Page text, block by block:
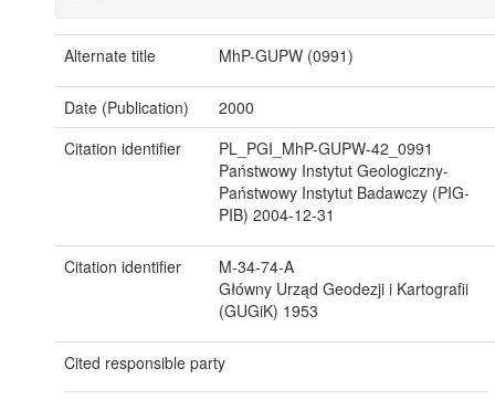
Alternate title MhP-GUPW (0991)
Date (Publication)
2000
Citation identifier
PL_PGI_MhP-GUPW-42_0991
Państwowy Instytut Geologiczny-
Państwowy Instytut Badawczy (PIG-
PIB) 2004-12-31
Citation identifier
M-34-74-A
Główny Urząd Geodezji i Kartografii
(GUGiK) 1953
Cited responsible party